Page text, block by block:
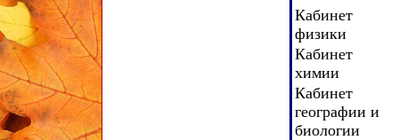
Кабинет
физики
Кабинет
химии
Кабинет
географии и
биологии